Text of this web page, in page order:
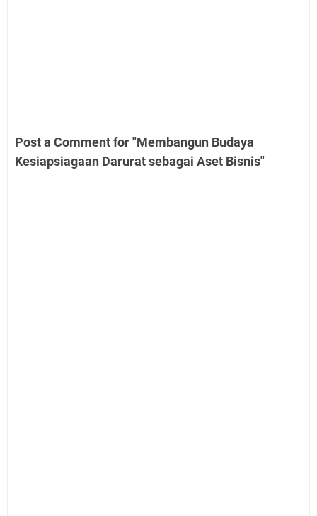
Post a Comment for "Membangun Budaya
Kesiapsiagaan Darurat sebagai Aset Bisnis"